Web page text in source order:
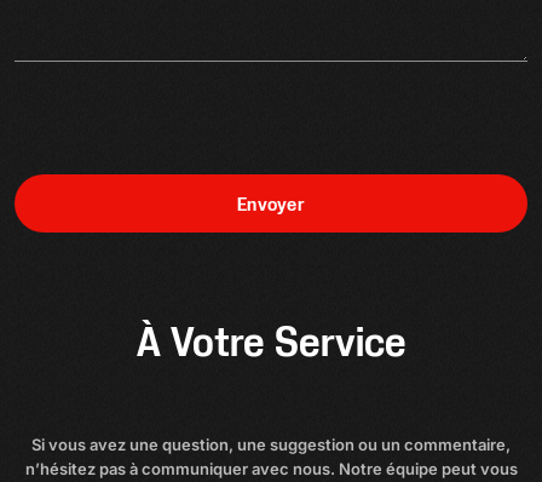
Envoyer
À Votre Service
Si vous avez une question, une suggestion ou un commentaire,
n’hésitez pas à communiquer avec nous. Notre équipe peut vous